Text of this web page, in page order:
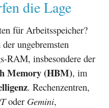
die Lage
für Arbeitsspeicher?
ungebremsten
RAM, insbesondere der
Memory (HBM), im
. Rechenzentren,
oder Gemini,